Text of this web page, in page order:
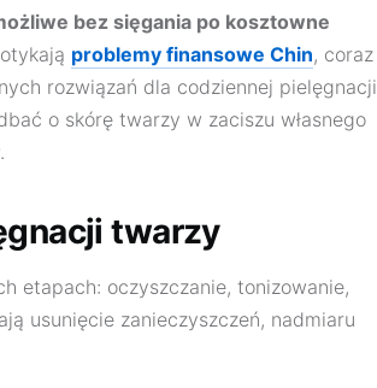
bez sięgania po kosztowne
problemy finansowe Chin, coraz
rozwiązań dla codziennej pielęgnacji
o skórę twarzy w zaciszu własnego
twarzy
etapach: oczyszczanie, tonizowanie,
usunięcie zanieczyszczeń, nadmiaru